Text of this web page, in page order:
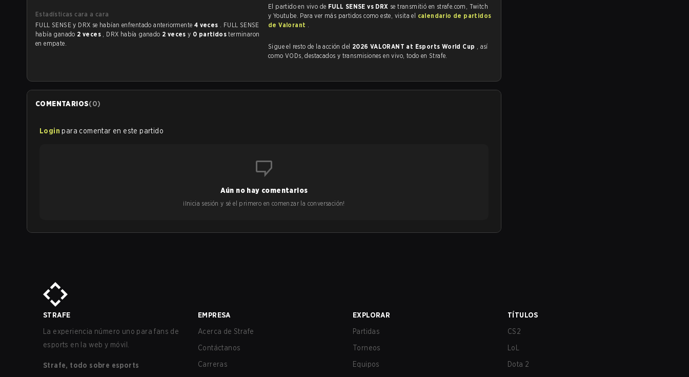
Estadísticas cara a cara
FULL SENSE y DRX se habían enfrentado anteriormente 4 veces . FULL SENSE
había ganado 2 veces , DRX había ganado 2 vecesy 0 partidosterminaron
en empate.
El partido en vivo de FULL SENSE vs DRX se transmitió en strafe.com, Twitch
y Youtube. Para ver más partidos como este, visita el calendario de partidos
de Valorant .
Sigue el resto de la acción del 2026 VALORANT at Esports World Cup , así
como VODs, destacados y transmisiones en vivo, todo en Strafe.
COMENTARIOS(0)
Login para comentar en este partido
Aún no hay comentarios
¡Inicia sesión y sé el primero en comenzar la conversación!
STRAFE
La experiencia número uno para fans de
esports en la web y móvil.
Strafe, todo sobre esports
EMPRESA
Acerca de Strafe
Contáctanos
Carreras
EXPLORAR
Partidas
Torneos
Equipos
TÍTULOS
CS2
LoL
Dota 2